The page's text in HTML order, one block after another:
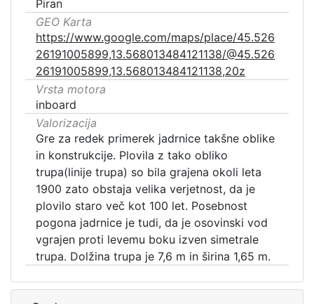
Piran
GEO Karta
https://www.google.com/maps/place/45.526
26191005899,13.568013484121138/@45.526
26191005899,13.568013484121138,20z
Vrsta motora
inboard
Valorizacija
Gre za redek primerek jadrnice takšne oblike
in konstrukcije. Plovila z tako obliko
trupa(linije trupa) so bila grajena okoli leta
1900 zato obstaja velika verjetnost, da je
plovilo staro več kot 100 let. Posebnost
pogona jadrnice je tudi, da je osovinski vod
vgrajen proti levemu boku izven simetrale
trupa. Dolžina trupa je 7,6 m in širina 1,65 m.